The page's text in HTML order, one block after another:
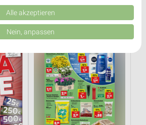
Noch heute gültig
Thomas Philipps
verschiedenen Quellen. Entwicklung und
Verwendung reduzierter Daten zur Auswahl
Europäischen Union weitergegeben und in die
IAB-Anbieter)
Zwecke:
auf Informationen
Alle akzeptieren
Nein, anpassen